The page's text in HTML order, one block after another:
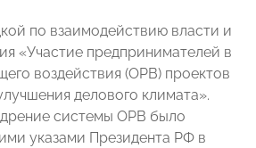
по взаимодействию власти и
«Участие предпринимателей в
воздействия (ОРВ) проектов
делового климата».
системы ОРВ было
указами Президента РФ в